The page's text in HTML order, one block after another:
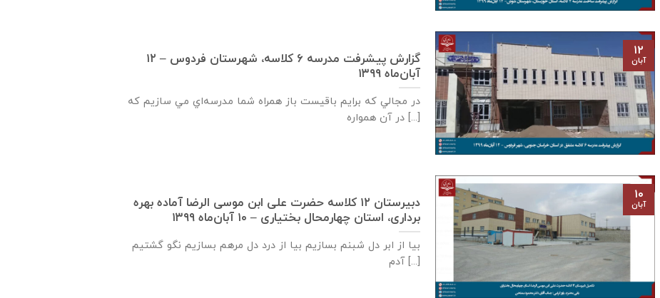
گزارش پیشرفت مدرسه ٦ كلاسه، شهرستان فردوس – ۱۲
آبان‌ماه ۱۳۹۹
در مجالي که برايم باقيست باز همراه شما مدرسه‌اي مي سازيم که
در آن همواره [...]
۱۲
آبان
دبيرستان ١٢ كلاسه حضرت علی ابن موسی الرضا آماده بهره
برداری، استان چهارمحال بختياری – ۱۰ آبان‌ماه ۱۳۹۹
بیا از ابر دل شبنم بسازیم بیا از درد دل مرهم بسازیم نگو گشتیم
آدم [...]
۱۰
آبان